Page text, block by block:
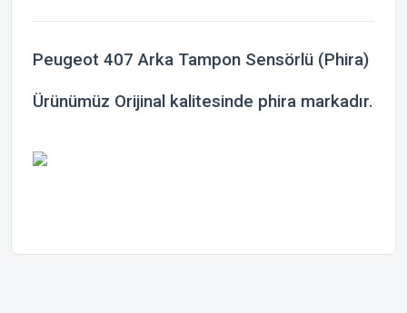
Peugeot 407 Arka Tampon Sensörlü (Phira)
Ürünümüz Orijinal kalitesinde phira markadır.